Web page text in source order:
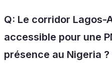
Q: Le corridor Lagos-
accessible pour une
présence au Nigeria ?